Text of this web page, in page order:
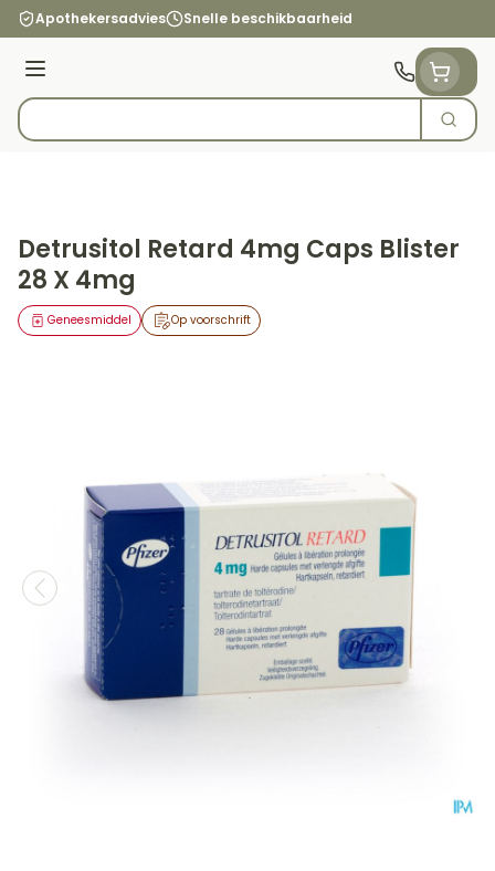
Ga naar de inhoud
Apothekersadvies Snelle beschikbaarheid
Menu
Product, merk, categorie...
Zoek
Detrusitol Retard 4mg Caps Blister
28 X 4mg
Op voorschrift
Geneesmiddel